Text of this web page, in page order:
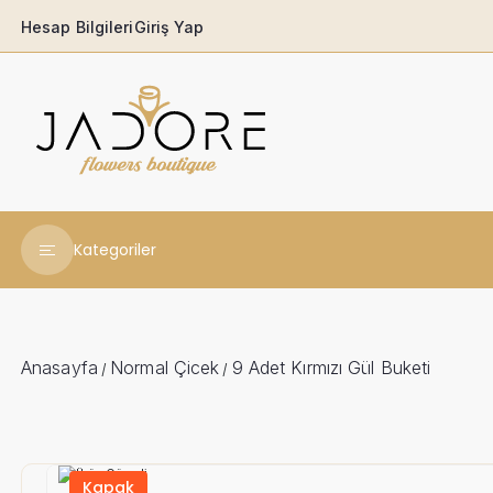
Hesap BilgileriGiriş Yap
Kategoriler
Babaya
Ferforjeler
Anasayfa / Normal Çicek / 9 Adet Kırmızı Gül Buketi
Kapak